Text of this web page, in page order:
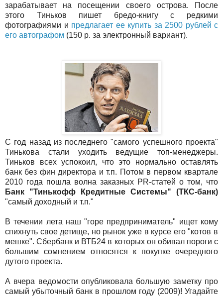
зарабатывает на посещении своего острова. После
этого Тиньков пишет бредо-книгу с редкими
фотографиями и предлагает ее купить за 2500 рублей с
его автографом (150 р. за электронный вариант).
С год назад из последнего "самого успешного проекта"
Тинькова стали уходить ведущие топ-менеджеры.
Тиньков всех успокоил, что это нормально оставлять
банк без фин директора и т.п. Потом в первом квартале
2010 года пошла волна заказных PR-статей о том, что
Банк "Тинькофф Кредитные Системы" (ТКС-банк)
"самый доходный и т.п."
В течении лета наш "горе предприниматель" ищет кому
спихнуть свое детище, но рынок уже в курсе его "котов в
мешке". Сбербанк и ВТБ24 в которых он обивал пороги с
большим сомнением относятся к покупке очередного
дутого проекта.
А вчера ведомости опубликовала большую заметку про
самый убыточный банк в прошлом году (2009)! Угадайте